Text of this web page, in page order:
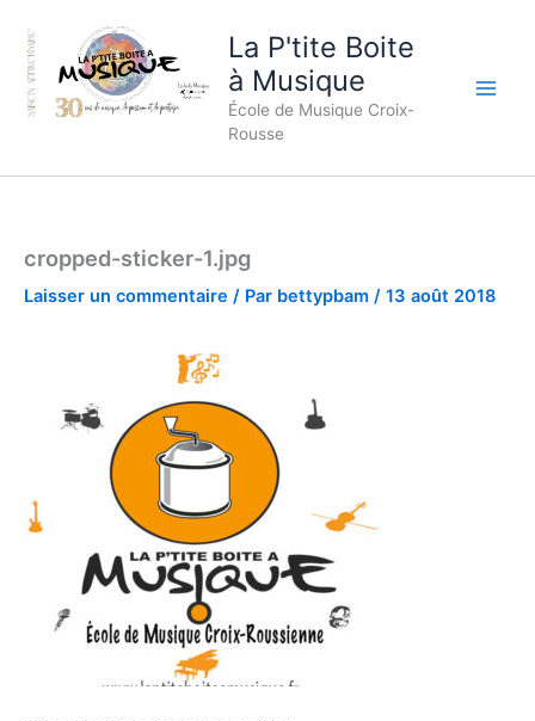
contenu
La P'tite Boite
à Musique
École de Musique Croix-
Rousse
cropped-sticker-1.jpg
Laisser un commentaire / Par bettypbam / 13 août 2018